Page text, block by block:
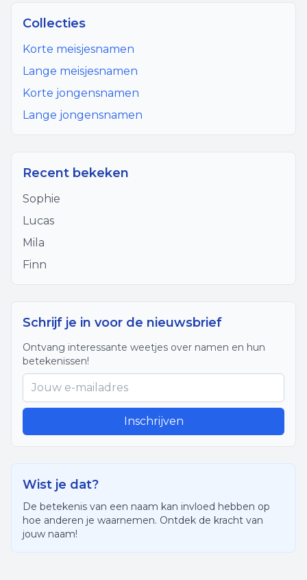
Collecties
Korte meisjesnamen
Lange meisjesnamen
Korte jongensnamen
Lange jongensnamen
Recent bekeken
Sophie
Lucas
Mila
Finn
Schrijf je in voor de nieuwsbrief
Ontvang interessante weetjes over namen en hun
betekenissen!
Inschrijven
Wist je dat?
De betekenis van een naam kan invloed hebben op
hoe anderen je waarnemen. Ontdek de kracht van
jouw naam!